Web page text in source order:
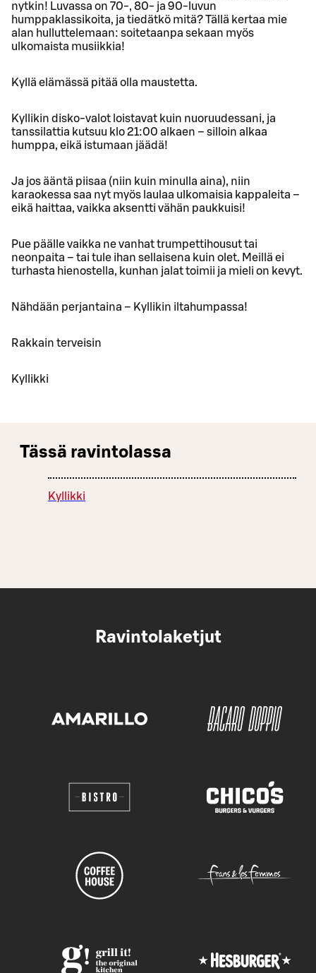
nytkin! Luvassa on 70-, 80- ja 90-luvun
humppaklassikoita, ja tiedätkö mitä? Tällä kertaa mie
alan hulluttelemaan: soitetaanpa sekaan myös
ulkomaista musiikkia!
Kyllä elämässä pitää olla maustetta.
Kyllikin disko-valot loistavat kuin nuoruudessani, ja
tanssilattia kutsuu klo 21:00 alkaen – silloin alkaa
humppa, eikä istumaan jäädä!
Ja jos ääntä piisaa (niin kuin minulla aina), niin
karaokessa saa nyt myös laulaa ulkomaisia kappaleita –
eikä haittaa, vaikka aksentti vähän paukkuisi!
Pue päälle vaikka ne vanhat trumpettihousut tai
neonpaita – tai tule ihan sellaisena kuin olet. Meillä ei
turhasta hienostella, kunhan jalat toimii ja mieli on kevyt.
Nähdään perjantaina – Kyllikin iltahumpassa!
Rakkain terveisin
Kyllikki
Tässä ravintolassa
Kyllikki
Ravintolaketjut